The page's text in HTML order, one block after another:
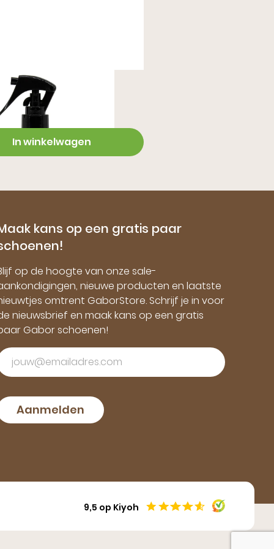
Care
In winkelwagen
kans op een gratis paar
op de hoogte van onze sale-
nieuwe producten en laatste
omtrent GaborStore. Schrijf je in voor
nieuwsbrief en maak kans op een gratis
Gabor schoenen!
Aanmelden
9,5 op Kiyoh